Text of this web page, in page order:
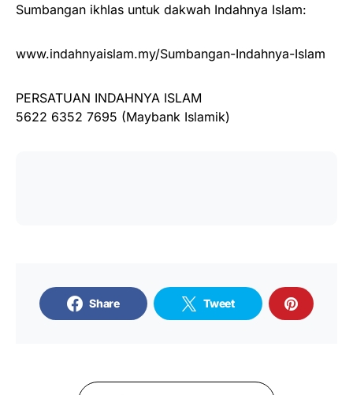
Sumbangan ikhlas untuk dakwah Indahnya Islam:
www.indahnyaislam.my/Sumbangan-Indahnya-Islam
PERSATUAN INDAHNYA ISLAM
5622 6352 7695 (Maybank Islamik)
Share Tweet